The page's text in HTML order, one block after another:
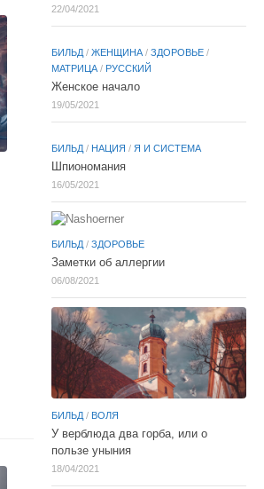
22/04/2021
БИЛЬД / ЖЕНЩИНА / ЗДОРОВЬЕ /
МАТРИЦА / РУССКИЙ
Женское начало
19/05/2021
БИЛЬД / НАЦИЯ / Я И СИСТЕМА
Шпиономания
16/05/2021
БИЛЬД / ЗДОРОВЬЕ
Заметки об аллергии
06/08/2021
БИЛЬД / ВОЛЯ
У верблюда два горба, или о
пользе уныния
18/04/2021